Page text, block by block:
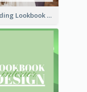
Wedding Lookbook